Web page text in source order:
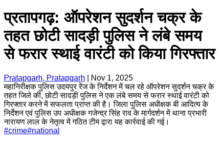
प्रतापगढ़: ऑपरेशन सुदर्शन चक्र के
तहत छोटी सादड़ी पुलिस ने लंबे समय
से फरार स्थाई वारंटी को किया गिरफ्तार
Pratapgarh, Pratapgarh
Nov 1, 2025
महानिरीक्षक पुलिस उदयपुर रेंज के निर्देशन में चल रहे ऑपरेशन सुदर्शन चक्र के
तहत जिले की, छोटी सादड़ी पुलिस ने एक लंबे समय से फरार स्थाई वारंटी को
गिरफ्तार करने में सफलता प्राप्त की है। जिला पुलिस अधीक्षक बी आदित्य के
निर्देशन एवं पुलिस उप अधीक्षक गजेन्द्र सिंह राव के मार्गदर्शन में थाना प्रभारी
नारायण लाल के नेतृत्व में गठित टीम द्वारा यह कार्रवाई की गई।
#crime#national